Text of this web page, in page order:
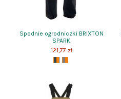
Spodnie ogrodniczki BRIXTON
SPARK
121,77 zł